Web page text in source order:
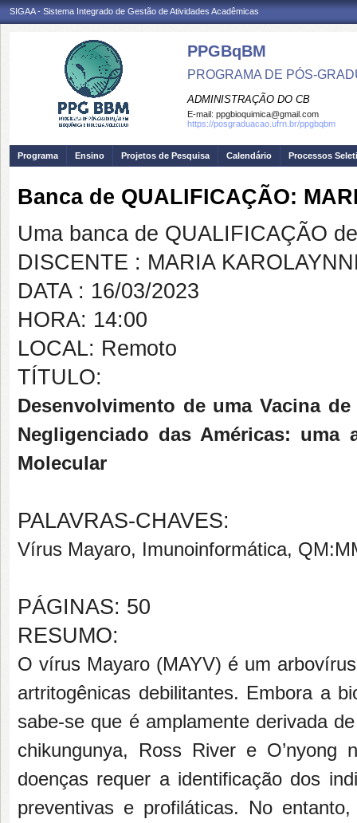
SIGAA - Sistema Integrado de Gestão de Atividades Acadêmicas
PPGBqBM
PROGRAMA DE PÓS-
ADMINISTRAÇÃO DO CB
E-mail: ppgbioquimica@gmail.com
https://posgraduacao.ufrn.br/ppgbqbm
Programa Ensino Projetos de Pesquisa Calendário Processos
Banca de QUALIFICAÇÃO:
Uma banca de QUALIFICAÇÃO
DISCENTE : MARIA
DATA : 16/03/2023
HORA: 14:00
LOCAL: Remoto
TÍTULO:
Desenvolvimento de uma Vacina
Negligenciado das Américas: uma
Molecular
PALAVRAS-CHAVES:
Vírus Mayaro, Imunoinformática,
PÁGINAS: 50
RESUMO:
O vírus Mayaro (MAYV) é um
artritogênicas debilitantes. Embora a
sabe-se que é amplamente derivada
chikungunya, Ross River e O’nyong
doenças requer a identificação dos
preventivas e profiláticas. No